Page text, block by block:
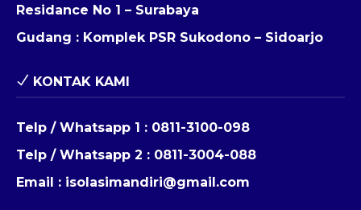
Residance No 1 – Surabaya
Gudang : Komplek PSR Sukodono – Sidoarjo
KONTAK KAMI
Telp / Whatsapp 1 : 0811-3100-098
Telp / Whatsapp 2 : 0811-3004-088
Email : isolasimandiri@gmail.com